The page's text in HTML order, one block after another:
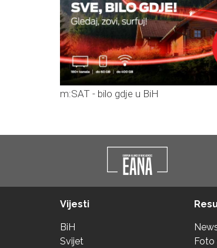
m:SAT - bilo gdje u BiH
Vijesti
BiH
Svijet
Foto